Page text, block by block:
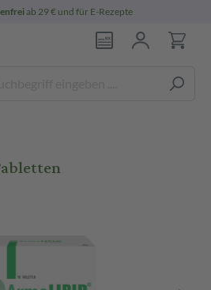
ab 29 € und für E-Rezepte